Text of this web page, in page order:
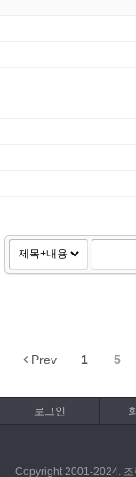
Prev 1 5
로그인
Copyright 2001-2024.